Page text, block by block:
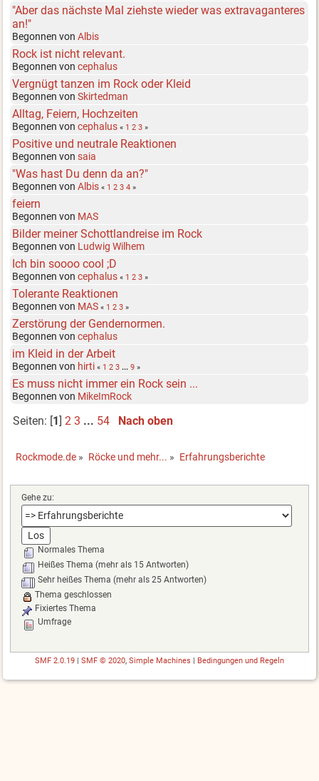
"Aber das nächste Mal ziehste wieder was extravaganteres
an!"
Begonnen vonAlbis
Rock ist nicht relevant.
Begonnen voncephalus
Vergnügt tanzen im Rock oder Kleid
Begonnen vonSkirtedman
Alltag, Feiern, Hochzeiten
Begonnen voncephalus « 1 2 3 »
Positive und neutrale Reaktionen
Begonnen vonsaia
"Was hast Du denn da an?"
Begonnen vonAlbis « 1 2 3 4 »
feiern
Begonnen von MAS
Bilder meiner Schottlandreise im Rock
Begonnen von Ludwig Wilhem
Ich bin soooo cool ;D
Begonnen voncephalus « 1 2 3 »
Tolerante Reaktionen
Begonnen von MAS « 1 2 3 »
Zerstörung der Gendernormen.
Begonnen voncephalus
im Kleid in der Arbeit
Begonnen von hirti « 1 2 3 ...9 »
Es muss nicht immer ein Rock sein ...
Begonnen von MikeImRock
Seiten: [1] 2 3 ... 54 Nach oben
Rockmode.de » Röcke und mehr... » Erfahrungsberichte
Gehe zu:
Normales Thema
Heißes Thema (mehr als 15 Antworten)
Sehr heißes Thema (mehr als 25 Antworten)
Thema geschlossen
Fixiertes Thema
Umfrage
SMF 2.0.19 | SMF © 2020, Simple Machines | Bedingungen und Regeln